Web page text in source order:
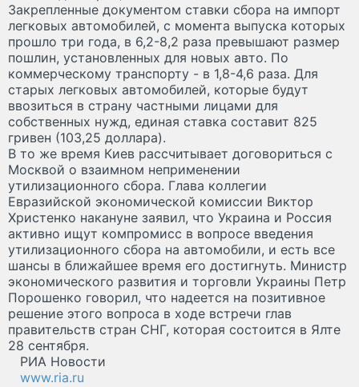
Закрепленные документом ставки сбора на импорт
легковых автомобилей, с момента выпуска которых
прошло три года, в 6,2-8,2 раза превышают размер
пошлин, установленных для новых авто. По
коммерческому транспорту - в 1,8-4,6 раза. Для
старых легковых автомобилей, которые будут
ввозиться в страну частными лицами для
собственных нужд, единая ставка составит 825
гривен (103,25 доллара).
В то же время Киев рассчитывает договориться с
Москвой о взаимном неприменении
утилизационного сбора. Глава коллегии
Евразийской экономической комиссии Виктор
Христенко накануне заявил, что Украина и Россия
активно ищут компромисс в вопросе введения
утилизационного сбора на автомобили, и есть все
шансы в ближайшее время его достигнуть. Министр
экономического развития и торговли Украины Петр
Порошенко говорил, что надеется на позитивное
решение этого вопроса в ходе встречи глав
правительств стран СНГ, которая состоится в Ялте
28 сентября.
РИА Новости
www.ria.ru